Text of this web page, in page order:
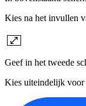
Kies na het invullen
Geef in het tweede
Kies uiteindelijk voor